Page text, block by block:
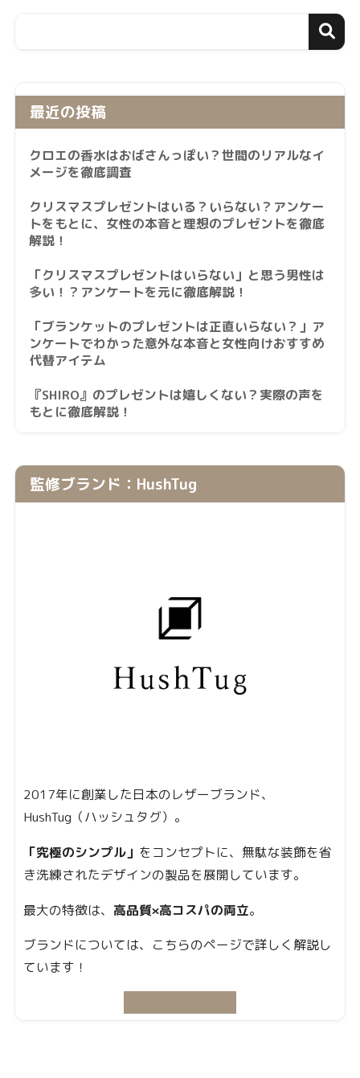
最近の投稿
クロエの香水はおばさんっぽい？世間のリアルなイ
メージを徹底調査
クリスマスプレゼントはいる？いらない？アンケー
トをもとに、女性の本音と理想のプレゼントを徹底
解説！
「クリスマスプレゼントはいらない」と思う男性は
多い！？アンケートを元に徹底解説！
「ブランケットのプレゼントは正直いらない？」ア
ンケートでわかった意外な本音と女性向けおすすめ
代替アイテム
『SHIRO』のプレゼントは嬉しくない？実際の声を
もとに徹底解説！
監修ブランド：HushTug
2017年に創業した日本のレザーブランド、
HushTug（ハッシュタグ）。
「究極のシンプル」 をコンセプトに、無駄な装飾を省
き洗練されたデザインの製品を展開しています。
最大の特徴は、 高品質×高コスパの両立。
ブランドについては、こちらのページで詳しく解説し
ています！